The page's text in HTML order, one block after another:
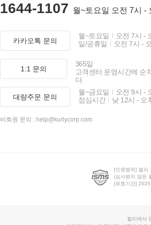
1644-1107 월~토요일 오전 7시 -
카카오톡 문의
월~토요일
오전 7시 -
일/공휴일
오전 7시 -
1:1 문의
365일
고객센터 운영시간에 순
다.
대량주문 문의
월~금요일
오전 9시 -
점심시간
낮 12시 - 오
비회원 문의 : help@kurlycorp.com
[인증범위] 컬리
(심사받지 않은
[유효기간]
컬리에서